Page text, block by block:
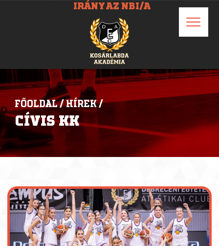
IRÁNY AZ NBI/A
FŐOLDAL / HÍREK /
CÍVIS KK